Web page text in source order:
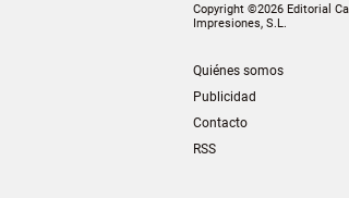
Copyright ©2026 Editorial
Impresiones, S.L.
Quiénes somos
Publicidad
Contacto
RSS